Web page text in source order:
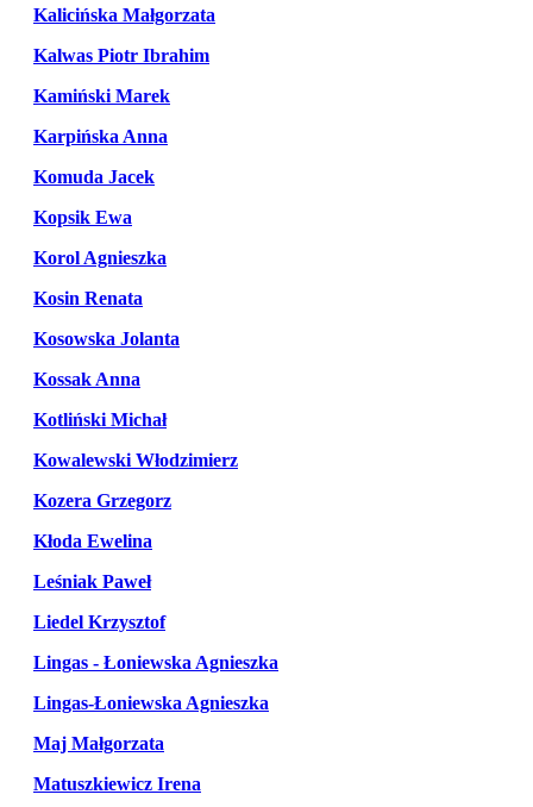
Kalicińska Małgorzata
Kalwas Piotr Ibrahim
Kamiński Marek
Karpińska Anna
Komuda Jacek
Kopsik Ewa
Korol Agnieszka
Kosin Renata
Kosowska Jolanta
Kossak Anna
Kotliński Michał
Kowalewski Włodzimierz
Kozera Grzegorz
Kłoda Ewelina
Leśniak Paweł
Liedel Krzysztof
Lingas - Łoniewska Agnieszka
Lingas-Łoniewska Agnieszka
Maj Małgorzata
Matuszkiewicz Irena